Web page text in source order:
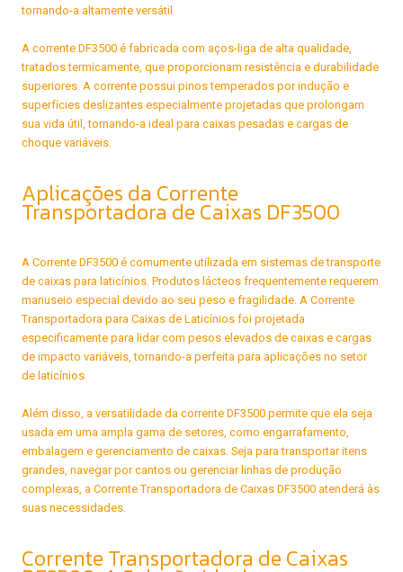
tornando-a altamente versátil.
A corrente DF3500 é fabricada com aços-liga de alta qualidade,
tratados termicamente, que proporcionam resistência e durabilidade
superiores. A corrente possui pinos temperados por indução e
superfícies deslizantes especialmente projetadas que prolongam
sua vida útil, tornando-a ideal para caixas pesadas e cargas de
choque variáveis.
Aplicações da Corrente
Transportadora de Caixas DF3500
A Corrente DF3500 é comumente utilizada em sistemas de transporte
de caixas para laticínios. Produtos lácteos frequentemente requerem
manuseio especial devido ao seu peso e fragilidade. A Corrente
Transportadora para Caixas de Laticínios foi projetada
especificamente para lidar com pesos elevados de caixas e cargas
de impacto variáveis, tornando-a perfeita para aplicações no setor
de laticínios.
Além disso, a versatilidade da corrente DF3500 permite que ela seja
usada em uma ampla gama de setores, como engarrafamento,
embalagem e gerenciamento de caixas. Seja para transportar itens
grandes, navegar por cantos ou gerenciar linhas de produção
complexas, a Corrente Transportadora de Caixas DF3500 atenderá às
suas necessidades.
Corrente Transportadora de Caixas